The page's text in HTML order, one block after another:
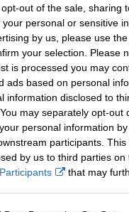
out of the sale, sharing
your personal or sensitive
by us, please use
your selection. Please
is processed you may
ads based on personal
information disclosed to
may separately opt-out
personal information
participants.
by us to third parties on
that may
i hefyd wedi
ei wneud."
wedi ariannu system
Fiona Cross,
ein cymunedau'n
a gwasanaethau sy'n
gwasanaethu.
gweithredu newydd
ceisio cefnogi’r gwaith